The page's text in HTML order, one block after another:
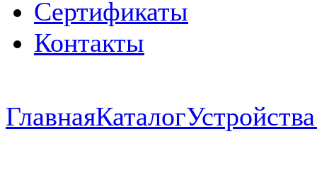
Сертификаты
Контакты
ГлавнаяКаталог